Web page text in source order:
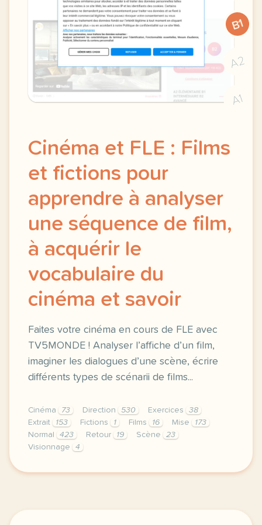
B1
A2
A1
Cinéma et FLE : Films
et fictions pour
apprendre à analyser
une séquence de film,
à acquérir le
vocabulaire du
cinéma et savoir
Faites votre cinéma en cours de FLE avec
TV5MONDE ! Analyser l’affiche d’un film,
imaginer les dialogues d’une scène, écrire
différents types de scénarii de films...
Cinéma 73 Direction 530 Exercices
38
Extrait
153 Fictions 1 Films 16 Mise
173
Normal
423 Retour 19 Scène
23
Visionnage
4
didomi host didomi components button cursor